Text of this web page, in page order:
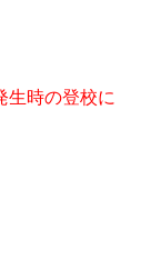
生時の登校に